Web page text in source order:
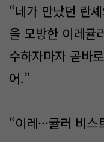
“네가 만났던 란
을 모방한 이레귤
수하자마자 곧바
어.”
“이레···귤러 비스